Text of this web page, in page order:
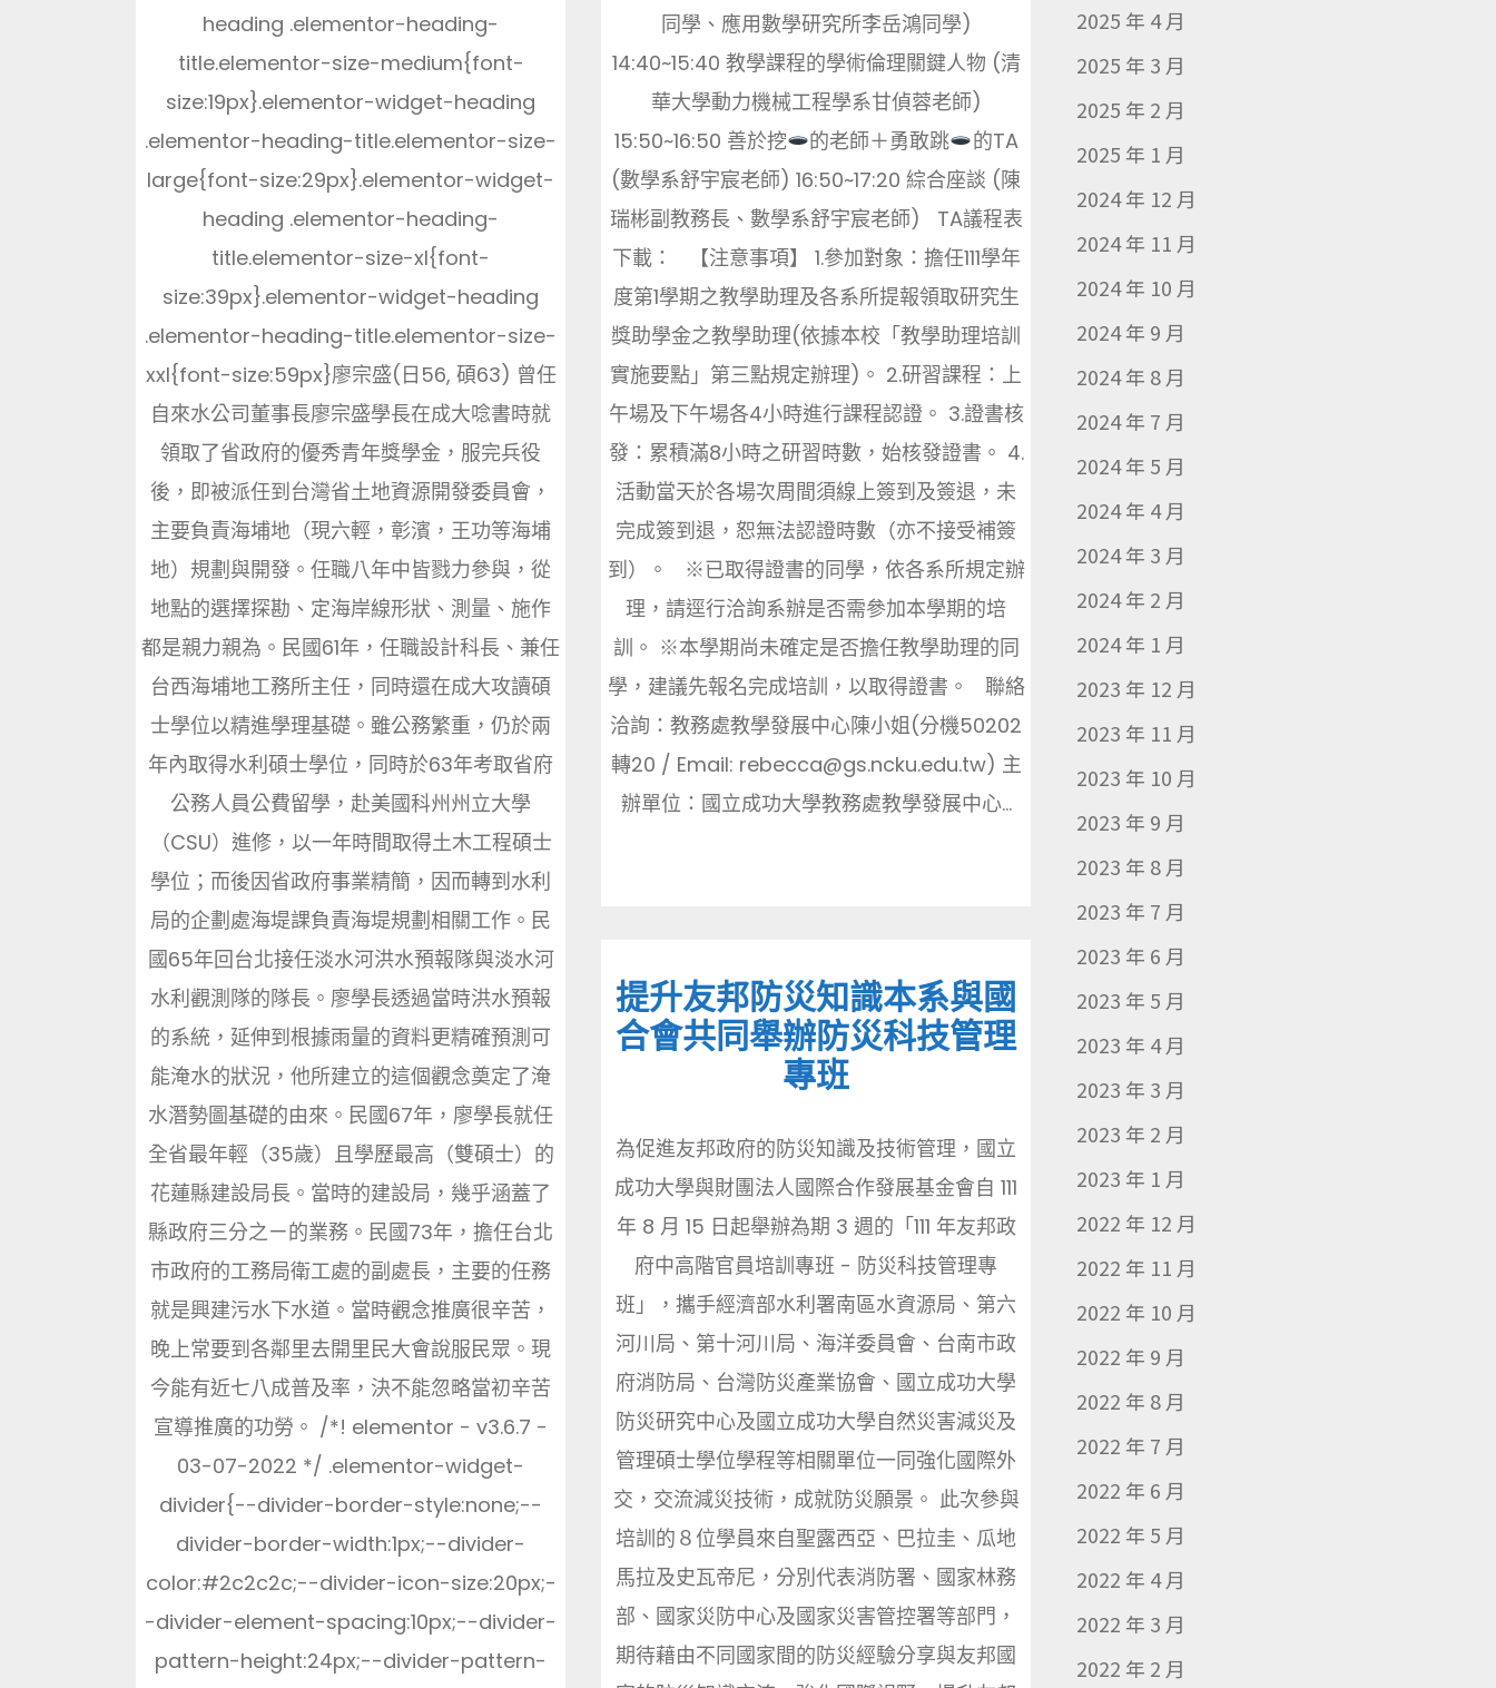
heading .elementor-heading-
title.elementor-size-medium{font-
size:19px}.elementor-widget-heading
.elementor-heading-title.elementor-size-
large{font-size:29px}.elementor-widget-
heading .elementor-heading-
title.elementor-size-xl{font-
size:39px}.elementor-widget-heading
.elementor-heading-title.elementor-size-
xxl{font-size:59px}廖宗盛(日56, 碩63) 曾任
自來水公司董事長廖宗盛學長在成大唸書時就
領取了省政府的優秀青年獎學金，服完兵役
後，即被派任到台灣省土地資源開發委員會，
主要負責海埔地（現六輕，彰濱，王功等海埔
地）規劃與開發。任職八年中皆戮力參與，從
地點的選擇探勘、定海岸線形狀、測量、施作
都是親力親為。民國61年，任職設計科長、兼任
台西海埔地工務所主任，同時還在成大攻讀碩
士學位以精進學理基礎。雖公務繁重，仍於兩
年內取得水利碩士學位，同時於63年考取省府
公務人員公費留學，赴美國科州州立大學
（CSU）進修，以一年時間取得土木工程碩士
學位；而後因省政府事業精簡，因而轉到水利
局的企劃處海堤課負責海堤規劃相關工作。民
國65年回台北接任淡水河洪水預報隊與淡水河
水利觀測隊的隊長。廖學長透過當時洪水預報
的系統，延伸到根據雨量的資料更精確預測可
能淹水的狀況，他所建立的這個觀念奠定了淹
水潛勢圖基礎的由來。民國67年，廖學長就任
全省最年輕（35歲）且學歷最高（雙碩士）的
花蓮縣建設局長。當時的建設局，幾乎涵蓋了
縣政府三分之ㄧ的業務。民國73年，擔任台北
市政府的工務局衛工處的副處長，主要的任務
就是興建污水下水道。當時觀念推廣很辛苦，
晚上常要到各鄰里去開里民大會說服民眾。現
今能有近七八成普及率，決不能忽略當初辛苦
宣導推廣的功勞。 /*! elementor - v3.6.7 -
03-07-2022 */ .elementor-widget-
divider{--divider-border-style:none;--
divider-border-width:1px;--divider-
color:#2c2c2c;--divider-icon-size:20px;-
-divider-element-spacing:10px;--divider-
pattern-height:24px;--divider-pattern-
同學、應用數學研究所李岳鴻同學)
14:40~15:40 教學課程的學術倫理關鍵人物 (清
華大學動力機械工程學系甘偵蓉老師)
15:50~16:50 善於挖
的老師＋勇敢跳
的TA
(數學系舒宇宸老師) 16:50~17:20 綜合座談 (陳
瑞彬副教務長、數學系舒宇宸老師) TA議程表
下載： 【注意事項】 1.參加對象：擔任111學年
度第1學期之教學助理及各系所提報領取研究生
獎助學金之教學助理(依據本校「教學助理培訓
實施要點」第三點規定辦理)。 2.研習課程：上
午場及下午場各4小時進行課程認證。 3.證書核
發：累積滿8小時之研習時數，始核發證書。 4.
活動當天於各場次周間須線上簽到及簽退，未
完成簽到退，恕無法認證時數（亦不接受補簽
到）。 ※已取得證書的同學，依各系所規定辦
理，請逕行洽詢系辦是否需參加本學期的培
訓。 ※本學期尚未確定是否擔任教學助理的同
學，建議先報名完成培訓，以取得證書。 聯絡
洽詢：教務處教學發展中心陳小姐(分機50202
轉20 / Email: rebecca@gs.ncku.edu.tw) 主
辦單位：國立成功大學教務處教學發展中心...
提升友邦防災知識本系與國
合會共同舉辦防災科技管理
專班
為促進友邦政府的防災知識及技術管理，國立
成功大學與財團法人國際合作發展基金會自 111
年 8 月 15 日起舉辦為期 3 週的「111 年友邦政
府中高階官員培訓專班 - 防災科技管理專
班」，攜手經濟部水利署南區水資源局、第六
河川局、第十河川局、海洋委員會、台南市政
府消防局、台灣防災產業協會、國立成功大學
防災研究中心及國立成功大學自然災害減災及
管理碩士學位學程等相關單位一同強化國際外
交，交流減災技術，成就防災願景。 此次參與
培訓的８位學員來自聖露西亞、巴拉圭、瓜地
馬拉及史瓦帝尼，分別代表消防署、國家林務
部、國家災防中心及國家災害管控署等部門，
期待藉由不同國家間的防災經驗分享與友邦國
2025 年 4 月
2025 年 3 月
2025 年 2 月
2025 年 1 月
2024 年 12 月
2024 年 11 月
2024 年 10 月
2024 年 9 月
2024 年 8 月
2024 年 7 月
2024 年 5 月
2024 年 4 月
2024 年 3 月
2024 年 2 月
2024 年 1 月
2023 年 12 月
2023 年 11 月
2023 年 10 月
2023 年 9 月
2023 年 8 月
2023 年 7 月
2023 年 6 月
2023 年 5 月
2023 年 4 月
2023 年 3 月
2023 年 2 月
2023 年 1 月
2022 年 12 月
2022 年 11 月
2022 年 10 月
2022 年 9 月
2022 年 8 月
2022 年 7 月
2022 年 6 月
2022 年 5 月
2022 年 4 月
2022 年 3 月
2022 年 2 月